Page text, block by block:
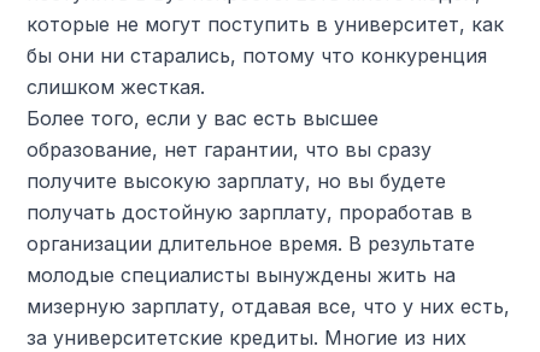
которые не могут поступить в университет, как
бы они ни старались, потому что конкуренция
слишком жесткая.
Более того, если у вас есть высшее
образование, нет гарантии, что вы сразу
получите высокую зарплату, но вы будете
получать достойную зарплату, проработав в
организации длительное время. В результате
молодые специалисты вынуждены жить на
мизерную зарплату, отдавая все, что у них есть,
за университетские кредиты. Многие из них